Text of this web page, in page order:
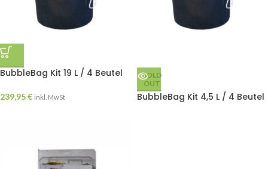
BubbleBag Kit 19 L / 4 Beutel
239,95€ inkl. MwSt
SOLD
OUT
BubbleBag Kit 4,5 L / 4 Beutel